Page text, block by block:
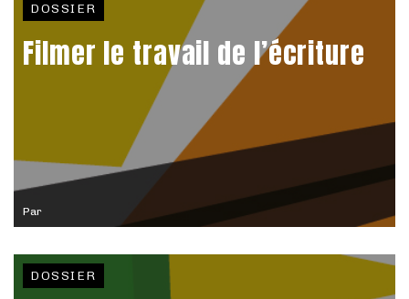
Par
DOSSIER
Filmer le travail de l’écriture
DOSSIER